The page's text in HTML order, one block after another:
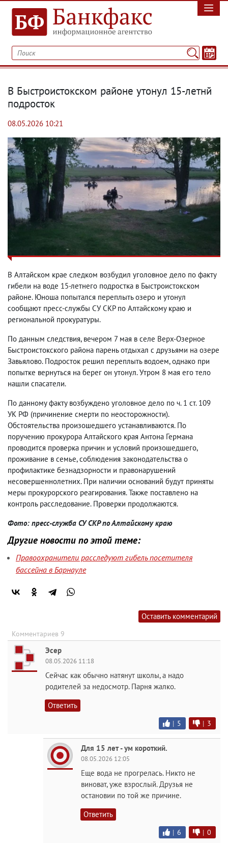
В Быстроистокском районе утонул 15-летнй
подросток
08.05.2026 10:21
В Алтайском крае следком возбудил уголовное дело по факту
гибели на воде 15-летнего подростка в Быстроистокском
районе. Юноша попытался переплыть озеро и утонул
сообщают пресс-службы СУ СКР по Алтайскому краю и
региональной прокуратуры.
По данным следствия, вечером 7 мая в селе Верх-Озерное
Быстроистокского района парень отдыхал с друзьями на озере
Завьялово. Подросток решил переплыть водоем, однако при
попытке вернуться на берег он утонул. Утром 8 мая его тело
нашли спасатели.
По данному факту возбуждено уголовное дело по ч. 1 ст. 109
УК РФ (причинение смерти по неосторожности).
Обстоятельства произошедшего устанавливаются. По
поручению прокурора Алтайского края Антона Германа
проводится проверка причин и условий произошедшего,
проживание в семье, соблюдения законодательства о
профилактике безнадзорности и правонарушений
несовершеннолетних. При наличии оснований будут приняты
меры прокурорского реагирования. Также поставлено на
контроль расследование. Проверки продолжаются.
Фото: пресс-служба СУ СКР по Алтайскому краю
Другие новости по этой теме:
Правоохранители расследуют гибель посетителя
бассейна в Барнауле
Оставить комментарий
Комментариев 9
Эсер
08.05.2026 11:18
Сейчас как обычно натянут школы, а надо
родителей за недосмотр. Парня жалко.
Ответить
| 5 | 3
Для 15 лет - ум короткий.
08.05.2026 12:05
Еще вода не прогрелась. Никто не
виноват, уже взрослый. Друзья не
остановии по той же причине.
Ответить
| 6 | 0